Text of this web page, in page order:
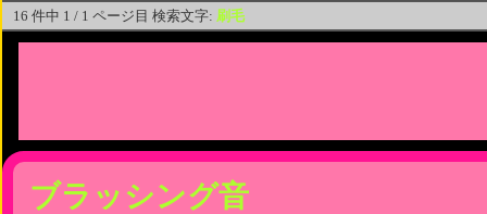
16 件中 1 / 1 ページ目 検索文字: 刷毛
ブラッシング音